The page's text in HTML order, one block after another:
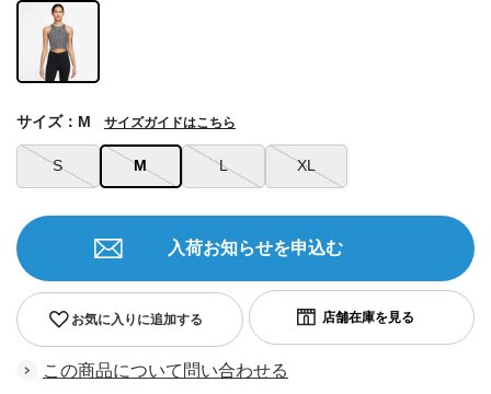
S M L XL
サイズ：M サイズガイドはこちら
お気に入りに追加する
入荷お知らせを申込む
この商品について問い合わせる